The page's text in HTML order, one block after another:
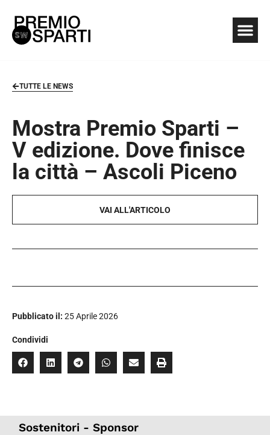
TUTTE LE NEWS
Mostra Premio Sparti –
V edizione. Dove finisce
la città – Ascoli Piceno
VAI ALL'ARTICOLO
Condividi
Pubblicato il: 25 Aprile 2026
Sostenitori - Sponsor